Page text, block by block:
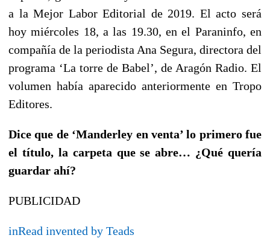
a la Mejor Labor Editorial de 2019. El acto será
hoy miércoles 18, a las 19.30, en el Paraninfo, en
compañía de la periodista Ana Segura, directora del
programa ‘La torre de Babel’, de Aragón Radio. El
volumen había aparecido anteriormente en Tropo
Editores.
Dice que de ‘Manderley en venta’ lo primero fue
el título, la carpeta que se abre… ¿Qué quería
guardar ahí?
PUBLICIDAD
inRead invented by Teads